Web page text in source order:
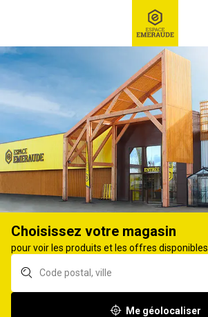
Ex : Robot tondeuse, ...
Ruche et équipement
Choisissez votre magasin
pour voir les produits et les offres disponibles
Me géolocaliser